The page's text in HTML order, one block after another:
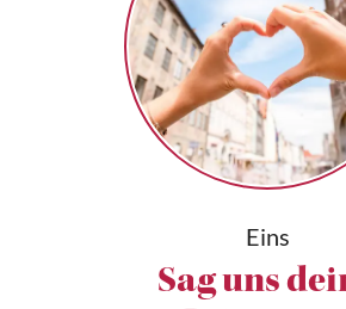
Eins
Sag uns